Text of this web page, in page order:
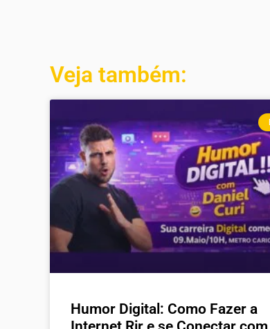
Veja também:
Humor Digital: Como Fazer a